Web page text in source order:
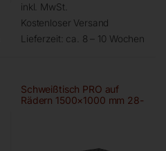
inkl. MwSt.
Kostenloser Versand
Lieferzeit: ca. 8 – 10 Wochen
Schweißtisch PRO auf
Rädern 1500×1000 mm 28-